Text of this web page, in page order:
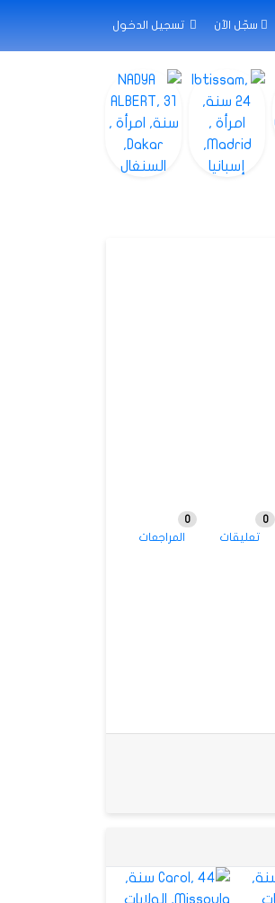
سجّل الآن تسجيل الدخول
تعليقات
0
المراجعات
0